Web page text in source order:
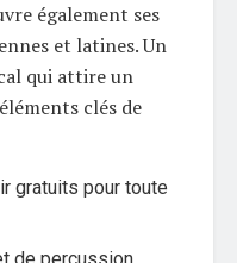
également ses
et latines. Un
qui attire un
clés de
gratuits pour toute